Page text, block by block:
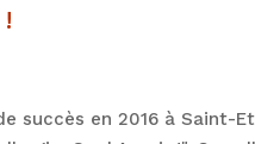
succès en 2016 à Saint-